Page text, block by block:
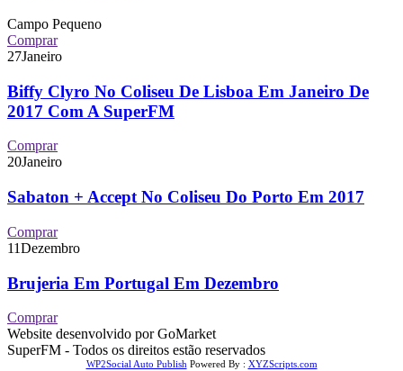
Campo Pequeno
Comprar
27Janeiro
Biffy Clyro No Coliseu De Lisboa Em Janeiro De
2017 Com A SuperFM
Comprar
20Janeiro
Sabaton + Accept No Coliseu Do Porto Em 2017
Comprar
11Dezembro
Brujeria Em Portugal Em Dezembro
Comprar
Website desenvolvido por GoMarket
SuperFM - Todos os direitos estão reservados
WP2Social Auto Publish Powered By : XYZScripts.com